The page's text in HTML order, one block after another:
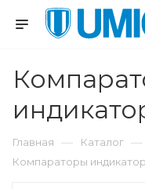
Главная — Каталог —
Компараторы